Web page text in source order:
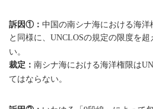
訴因①： 中国の南シナ海における海
と同様に、
UNCLOSの規定の限度を
い。
裁定： 南シナ海における海洋権限は
てはならない。